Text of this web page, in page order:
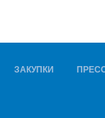
ЗАКУПКИ